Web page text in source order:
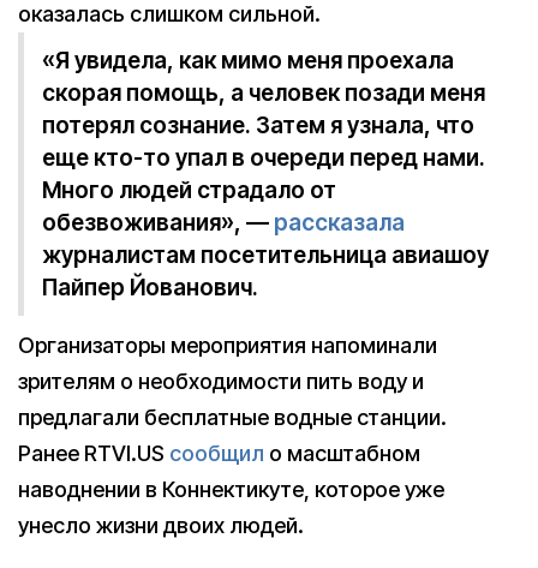
оказалась слишком сильной.
«Я увидела, как мимо меня проехала
скорая помощь, а человек позади меня
потерял сознание. Затем я узнала, что
еще кто-то упал в очереди перед нами.
Много людей страдало от
обезвоживания», — рассказала
журналистам посетительница авиашоу
Пайпер Йованович.
Организаторы мероприятия напоминали
зрителям о необходимости пить воду и
предлагали бесплатные водные станции.
Ранее RTVI.US сообщил о масштабном
наводнении в Коннектикуте, которое уже
унесло жизни двоих людей.